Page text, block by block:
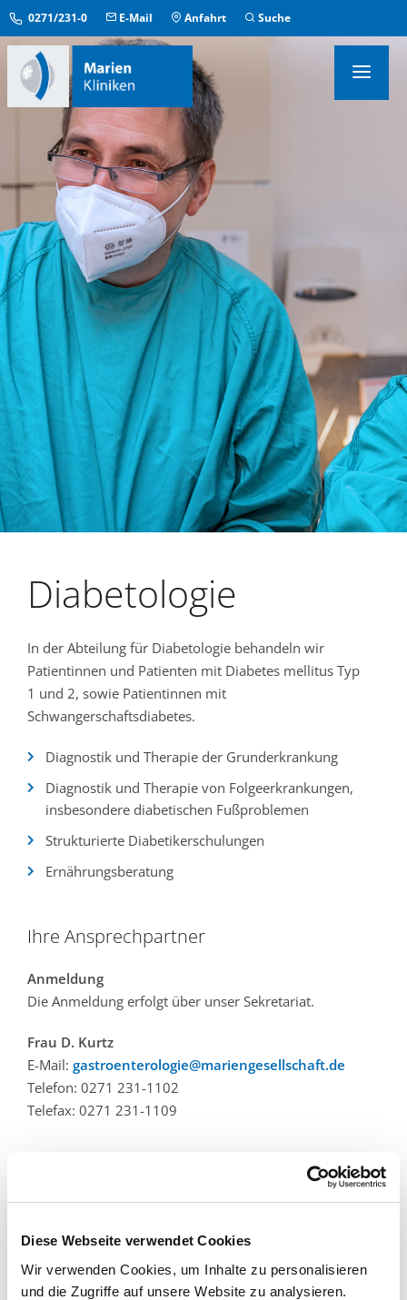
Diese Webseite verwendet Cookies
Wir verwenden Cookies, um Inhalte zu personalisieren
und die Zugriffe auf unsere Website zu analysieren.
0271/231-0 E-Mail Anfahrt Suche
KLINIKEN & INSTITUTE
MEDIZINISCHE ZENTREN
ÜBERGREIFENDE EINRICHTUNGEN
PFLEGE & AUFENTHALT
KONTAKT & SERVICE
IM NOTFALL
Diabetologie
In der Abteilung für Diabetologie behandeln wir
Patientinnen und Patienten mit Diabetes mellitus Typ
1 und 2, sowie Patientinnen mit
Schwangerschaftsdiabetes.
Diagnostik und Therapie der Grunderkrankung
Diagnostik und Therapie von Folgeerkrankungen,
insbesondere diabetischen Fußproblemen
Strukturierte Diabetikerschulungen
Ernährungsberatung
Ihre Ansprechpartner
Anmeldung
Die Anmeldung erfolgt über unser Sekretariat.
Frau D. Kurtz
E-Mail: gastroenterologie@mariengesellschaft.de
Telefon: 0271 231-1102
Telefax: 0271 231-1109
E-Mail:r.jamoussi@mariengesellschaft.de
Oberarzt Fawaz Akila